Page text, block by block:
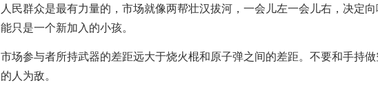
人民群众是最有力量的，市场就像两帮壮汉拔河，一会儿左一会儿右，决定
能只是一个新加入的小孩。
市场参与者所持武器的差距远大于烧火棍和原子弹之间的差距。不要和手持
的人为敌。